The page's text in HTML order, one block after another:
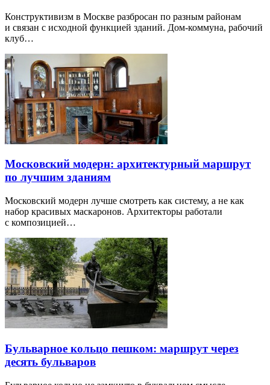
Конструктивизм в Москве разбросан по разным районам
и связан с исходной функцией зданий. Дом-коммуна, рабочий
клуб…
Московский модерн: архитектурный маршрут
по лучшим зданиям
Московский модерн лучше смотреть как систему, а не как
набор красивых маскаронов. Архитекторы работали
с композицией…
Бульварное кольцо пешком: маршрут через
десять бульваров